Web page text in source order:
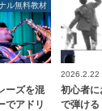
ル無料教材
ーズを混
でアドリ
2026.2.22
初心者
で弾ける